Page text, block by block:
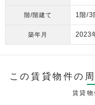
階/階建て 1階/3
築年月 2023
この賃貸物件の
賃貸物